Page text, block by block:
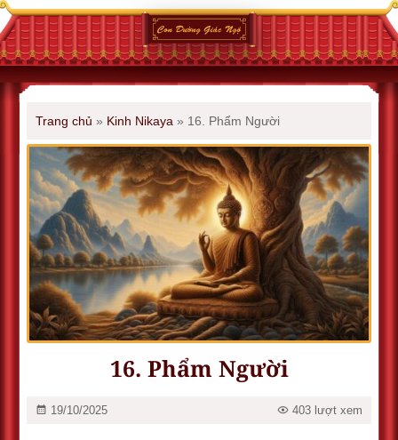
Trang chủ » Kinh Nikaya » 16. Phẩm Người
16. Phẩm Người
19/10/2025 403 lượt xem